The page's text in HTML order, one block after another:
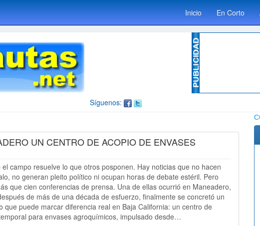
Inicio En Corto
Síguenos:
UN CENTRO DE ACOPIO DE ENVASES
el campo resuelve lo que otros posponen. Hay noticias que no hacen
no generan pleito político ni ocupan horas de debate estéril. Pero
que cien conferencias de prensa. Una de ellas ocurrió en Maneadero,
de más de una década de esfuerzo, finalmente se concretó un
que puede marcar diferencia real en Baja California: un centro de
para envases agroquímicos, impulsado desde…